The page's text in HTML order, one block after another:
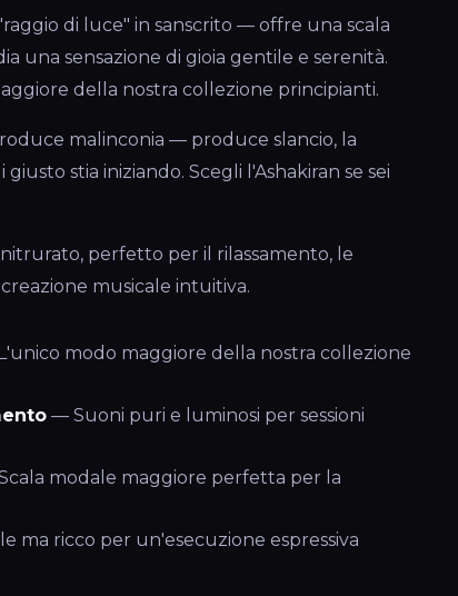
di luce" in sanscrito — offre una scala
una sensazione di gioia gentile e serenità.
della nostra collezione principianti.
malinconia — produce slancio, la
stia iniziando. Scegli l'Ashakiran se sei
perfetto per il rilassamento, le
musicale intuitiva.
modo maggiore della nostra collezione
— Suoni puri e luminosi per sessioni
modale maggiore perfetta per la
ma ricco per un'esecuzione espressiva